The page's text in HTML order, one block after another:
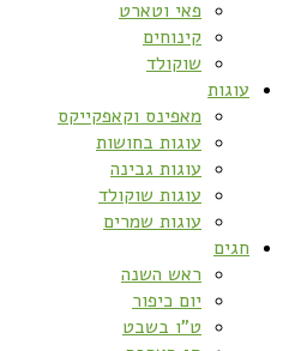
פאי וטארט
קינוחים
שוקולד
עוגות
מאפינס וקאפקייקס
עוגות בחושות
עוגות גבינה
עוגות שוקולד
עוגות שמרים
חגים
ראש השנה
יום כיפור
ט”ו בשבט